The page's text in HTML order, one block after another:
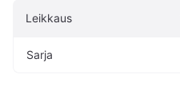
Leikkaus
Sarja